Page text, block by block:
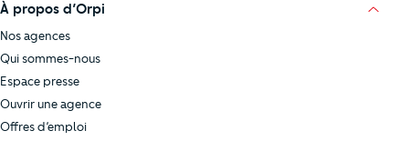
À propos d’Orpi
Nos agences
Qui sommes-nous
Espace presse
Ouvrir une agence
Offres d’emploi